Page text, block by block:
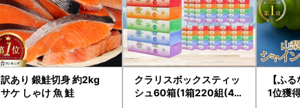
訳あり 銀鮭切身 約2kg
サケ しゃけ 魚 鮭
クラリスボックスティッ
シュ60箱(1箱220組(44
【ふ
1位獲